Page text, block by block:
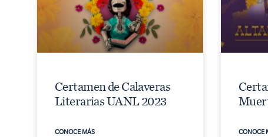
Certamen de Calaveras
Literarias UANL 2023
CONOCE MÁS CONOCE